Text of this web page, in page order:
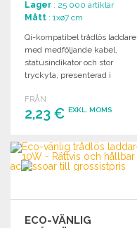
Lager : 25 000 artiklar
Mått : 1xø7 cm
Qi-kompatibel trådlös laddare
med medföljande kabel,
statusindikator och stor
tryckyta, presenterad i
FRÅN
2,23 € EXKL. MOMS
BESTÄLL
Begär offert
ECO-VÄNLIG